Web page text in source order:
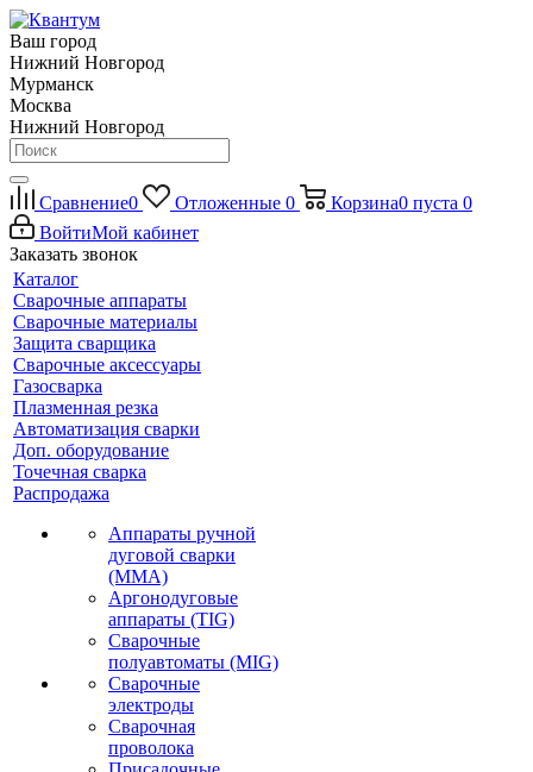
Ваш город
Нижний Новгород
Мурманск
Москва
Нижний Новгород
Сравнение0 Отложенные 0 Корзина0 пуста 0
ВойтиМой кабинет
Заказать звонок
Каталог
Сварочные аппараты
Сварочные материалы
Защита сварщика
Сварочные аксессуары
Газосварка
Плазменная резка
Автоматизация сварки
Доп. оборудование
Точечная сварка
Распродажа
Аппараты ручной
дуговой сварки
(MMA)
Аргонодуговые
аппараты (TIG)
Сварочные
полуавтоматы (MIG)
Сварочные
электроды
Сварочная
проволока